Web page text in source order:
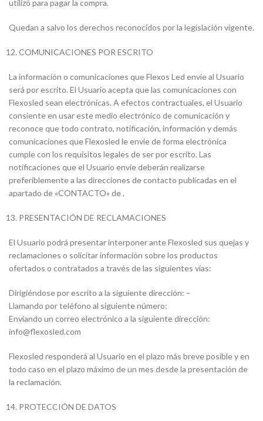
utilizó para pagar la compra.
Quedan a salvo los derechos reconocidos por la legislación vigente.
COMUNICACIONES POR ESCRITO
La información o comunicaciones que Flexos Led envíe al Usuario
será por escrito. El Usuario acepta que las comunicaciones con
Flexosled sean electrónicas. A efectos contractuales, el Usuario
consiente en usar este medio electrónico de comunicación y
reconoce que todo contrato, notificación, información y demás
comunicaciones que Flexosled le envíe de forma electrónica
cumple con los requisitos legales de ser por escrito. Las
notificaciones que el Usuario envíe deberán realizarse
preferiblemente a las direcciones de contacto publicadas en el
apartado de «CONTACTO» de .
PRESENTACIÓN DE RECLAMACIONES
El Usuario podrá presentar interponer ante Flexosled sus quejas y
reclamaciones o solicitar información sobre los productos
ofertados o contratados a través de las siguientes vías:
Dirigiéndose por escrito a la siguiente dirección: –
Llamando por teléfono al siguiente número:
Enviando un correo electrónico a la siguiente dirección:
info@flexosled.com
Flexosled responderá al Usuario en el plazo más breve posible y en
todo caso en el plazo máximo de un mes desde la presentación de
la reclamación.
PROTECCIÓN DE DATOS